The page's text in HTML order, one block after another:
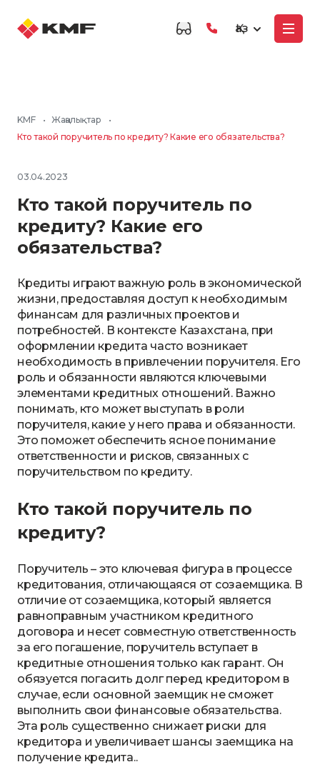
Қаз
KMF • Жаңалықтар
•
Кто такой поручитель по кредиту? Какие его обязательства?
03.04.2023
Кто такой поручитель по
кредиту? Какие его
обязательства?
Кредиты играют важную роль в экономической
жизни, предоставляя доступ к необходимым
финансам для различных проектов и
потребностей. В контексте Казахстана, при
оформлении кредита часто возникает
необходимость в привлечении поручителя. Его
роль и обязанности являются ключевыми
элементами кредитных отношений. Важно
понимать, кто может выступать в роли
поручителя, какие у него права и обязанности.
Это поможет обеспечить ясное понимание
ответственности и рисков, связанных с
поручительством по кредиту.
Кто такой поручитель по
кредиту?
Поручитель – это ключевая фигура в процессе
кредитования, отличающаяся от созаемщика. В
отличие от созаемщика, который является
равноправным участником кредитного
договора и несет совместную ответственность
за его погашение, поручитель вступает в
кредитные отношения только как гарант. Он
обязуется погасить долг перед кредитором в
случае, если основной заемщик не сможет
выполнить свои финансовые обязательства.
Эта роль существенно снижает риски для
кредитора и увеличивает шансы заемщика на
получение кредита..